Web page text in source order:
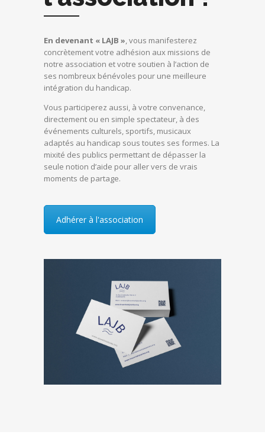
En devenant « LAJB », vous manifesterez
concrètement votre adhésion aux missions de
notre association et votre soutien à l’action de
ses nombreux bénévoles pour une meilleure
intégration du handicap.
Vous participerez aussi, à votre convenance,
directement ou en simple spectateur, à des
événements culturels, sportifs, musicaux
adaptés au handicap sous toutes ses formes. La
mixité des publics permettant de dépasser la
seule notion d’aide pour aller vers de vrais
moments de partage.
Adhérer à l'association